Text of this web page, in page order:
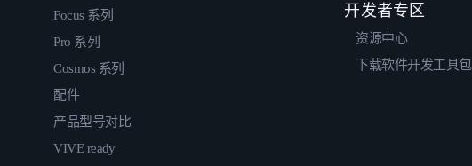
Focus 系列
Pro 系列
Cosmos 系列
配件
产品型号对比
VIVE ready
开发者专区
资源中心
下载软件开发工具包